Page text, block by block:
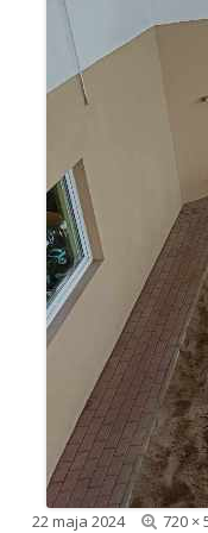
22 maja 2024 Pełny
720 ×